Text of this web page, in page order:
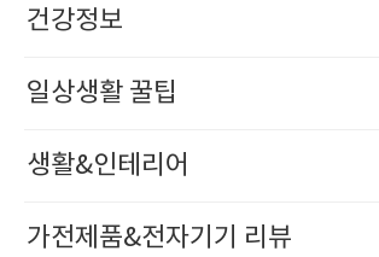
건강정보
일상생활 꿀팁
생활&인테리어
가전제품&전자기기 리뷰